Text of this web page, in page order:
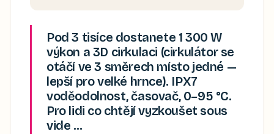
Pod 3 tisíce dostanete 1 300 W
výkon a 3D cirkulaci (cirkulátor se
otáčí ve 3 směrech místo jedné —
lepší pro velké hrnce). IPX7
voděodolnost, časovač, 0–95 °C.
Pro lidi co chtějí vyzkoušet sous
vide …